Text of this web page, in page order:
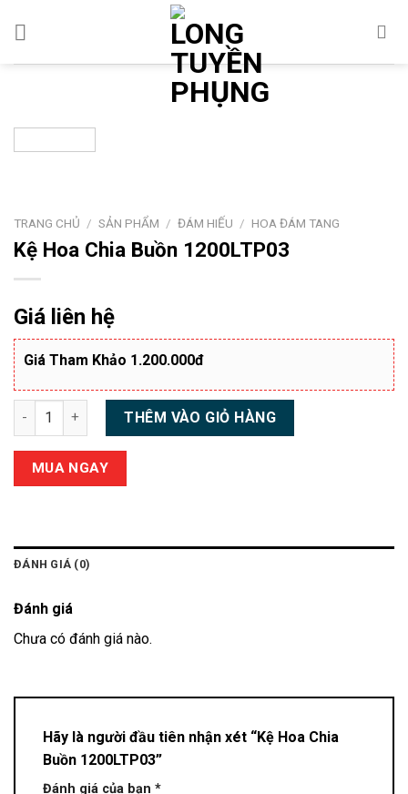
TRANG CHỦ / SẢN PHẨM / ĐÁM HIẾU / HOA ĐÁM TANG
Kệ Hoa Chia Buồn 1200LTP03
Giá liên hệ
Giá Tham Khảo 1.200.000đ
Kệ Hoa Chia Buồn 1200LTP03 số lượng
THÊM VÀO GIỎ HÀNG
MUA NGAY
ĐÁNH GIÁ (0)
Đánh giá
Chưa có đánh giá nào.
Hãy là người đầu tiên nhận xét “Kệ Hoa Chia
Buồn 1200LTP03”
Đánh giá của bạn *